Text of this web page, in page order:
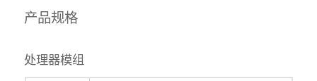
产品规格
处理器模组